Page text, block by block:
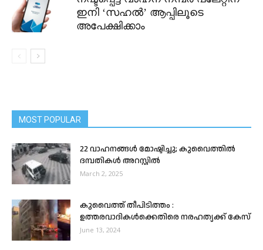
ഇനി ‘സഹൽ’ ആപ്പിലൂടെ
അപേക്ഷിക്കാം
MOST POPULAR
22 വാഹനങ്ങൾ മോഷ്ടിച്ചു; കുവൈത്തിൽ
ദമ്പതികൾ അറസ്റ്റിൽ
March 2, 2025
കുവൈത്ത് തീപിടിത്തം :
ഉത്തരവാദികൾക്കെതിരെ നരഹത്യക്ക് കേസ്
June 13, 2024